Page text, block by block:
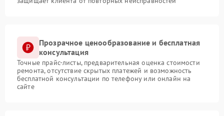
Прозрачное ценообразование и бесплатная
консультация
Точные прайс-листы, предварительная оценка стоимости
ремонта, отсутствие скрытых платежей и возможность
бесплатной консультации по телефону или онлайн на
сайте